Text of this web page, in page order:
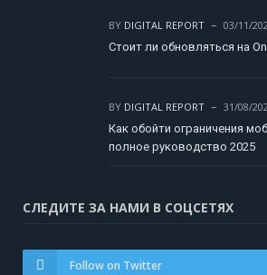
BY DIGITAL REPORT
03/11/
Стоит ли обновляться на
BY DIGITAL REPORT
31/08/
Как обойти ограничения
полное руководство 2025
СЛЕДИТЕ ЗА НАМИ В СОЦСЕТЯХ
Follow on Twitter